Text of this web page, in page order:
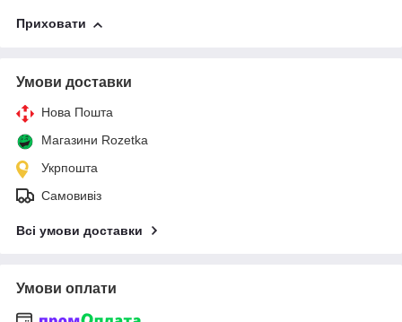
Приховати
Умови доставки
Нова Пошта
Магазини Rozetka
Укрпошта
Самовивіз
Всі умови доставки
Умови оплати